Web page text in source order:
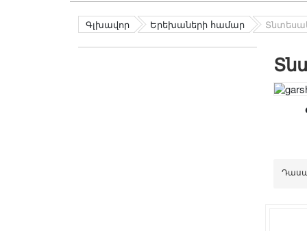
Գլխավոր Երեխաների համար